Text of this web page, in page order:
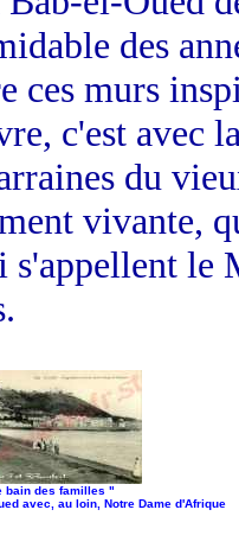
des
ces murs
c'est avec
du
vivante,
s'appellent le
bain des familles "
avec, au loin, Notre Dame d'Afrique